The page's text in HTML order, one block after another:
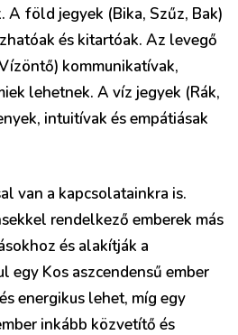
A föld jegyek (Bika, Szűz, Bak)
és kitartóak. Az levegő
kommunikatívak,
lehetnek. A víz jegyek (Rák,
intuitívak és empátiásak
van a kapcsolatainkra is.
rendelkező emberek más
és alakítják a
egy Kos aszcendensű ember
energikus lehet, míg egy
inkább közvetítő és